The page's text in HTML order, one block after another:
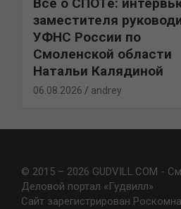
заместителя
УФНС России по
Смоленской области
Натальи Калядиной
06.08.2026 andrey
© 2015 – 2026 GUDVILL.COM -
Деловой портал «Гудвилл»
Сайт зарегистрирован